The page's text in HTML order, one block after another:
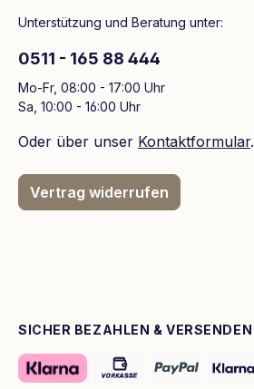
Unterstützung und Beratung unter:
0511 - 165 88 444
Mo-Fr, 08:00 - 17:00 Uhr
Sa, 10:00 - 16:00 Uhr
Oder über unser Kontaktformular.
Vertrag widerrufen
SICHER BEZAHLEN & VERSENDEN